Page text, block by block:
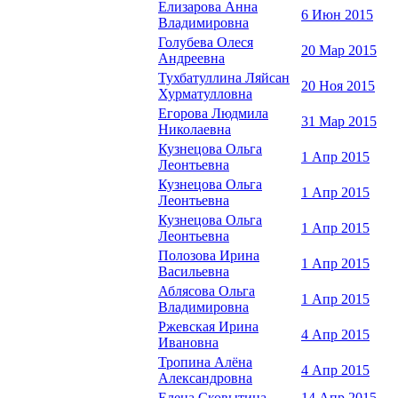
Елизарова Анна
Владимировна
6 Июн 2015
Голубева Олеся
Андреевна
20 Мар 2015
Тухбатуллина Ляйсан
Хурматулловна
20 Ноя 2015
Егорова Людмила
Николаевна
31 Мар 2015
Кузнецова Ольга
Леонтьевна
1 Апр 2015
Кузнецова Ольга
Леонтьевна
1 Апр 2015
Кузнецова Ольга
Леонтьевна
1 Апр 2015
Полозова Ирина
Васильевна
1 Апр 2015
Аблясова Ольга
Владимировна
1 Апр 2015
Ржевская Ирина
Ивановна
4 Апр 2015
Тропина Алёна
Александровна
4 Апр 2015